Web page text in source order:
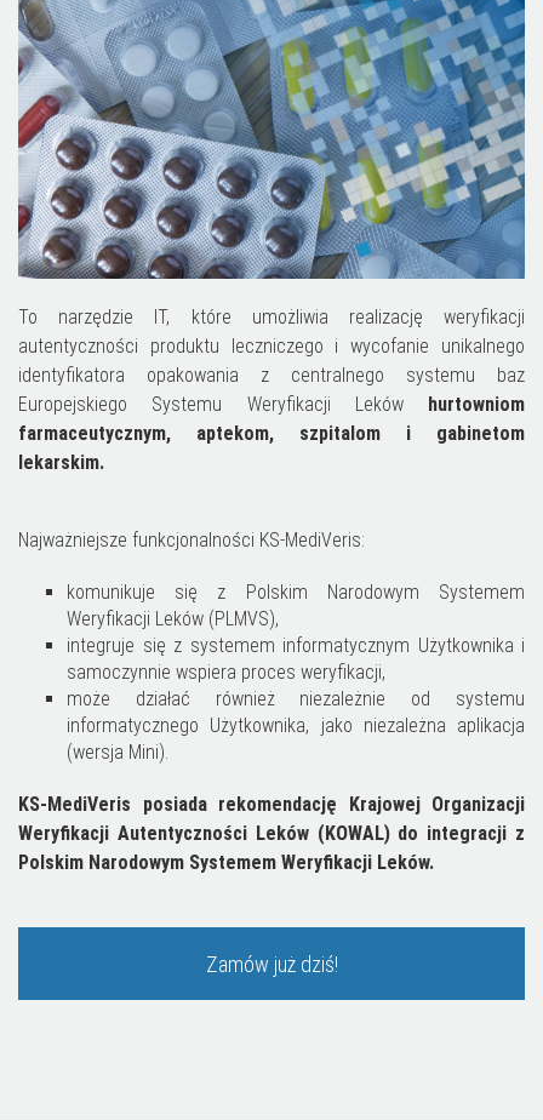
To narzędzie IT, które umożliwia realizację weryfikacji
autentyczności produktu leczniczego i wycofanie unikalnego
identyfikatora opakowania z centralnego systemu baz
Europejskiego Systemu Weryfikacji Leków
hurtowniom
farmaceutycznym, aptekom, szpitalom i gabinetom
lekarskim.
Najważniejsze funkcjonalności KS-MediVeris:
komunikuje się z Polskim Narodowym Systemem
Weryfikacji Leków (PLMVS),
integruje się z systemem informatycznym Użytkownika i
samoczynnie wspiera proces weryfikacji,
może działać również niezależnie od systemu
informatycznego Użytkownika, jako niezależna aplikacja
(wersja Mini).
KS-MediVeris posiada rekomendację Krajowej Organizacji
Weryfikacji Autentyczności Leków (KOWAL) do integracji z
Polskim Narodowym Systemem Weryfikacji Leków.
Zamów już dziś!